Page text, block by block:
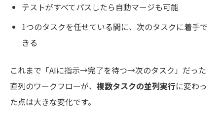
テストがすべてパスしたら自動マージも可能
1つのタスクを任せている間に、次のタスクに着手で
きる
これまで「AIに指示→完了を待つ→次のタスク」だった
直列のワークフローが、 複数タスクの並列実行に変わっ
た点は大きな変化です。